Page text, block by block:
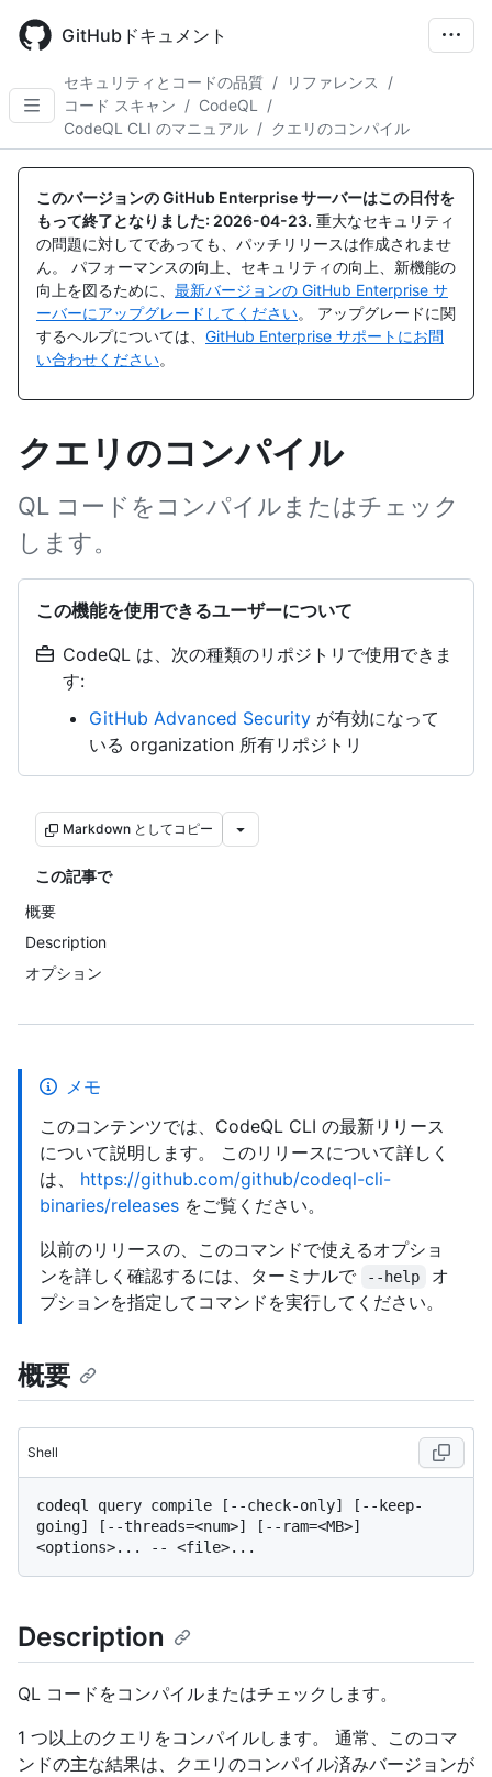
main
GitHubドキュメント
セキュリティとコードの品質 / リファレンス
/
コード スキャン / CodeQL
/
CodeQL CLI のマニュアル / クエリのコンパイル
このバージョンの GitHub Enterprise サーバーはこの日付を
もって終了となりました: 2026-04-23. 重大なセキュリティ
の問題に対してであっても、パッチリリースは作成されませ
ん。 パフォーマンスの向上、セキュリティの向上、新機能の
向上を図るために、 最新バージョンの GitHub Enterprise サ
ーバーにアップグレードしてください。 アップグレードに関
するヘルプについては、 GitHub Enterprise サポートにお問
い合わせください。
クエリのコンパイル
QL コードをコンパイルまたはチェック
します。
この機能を使用できるユーザーについて
CodeQL は、次の種類のリポジトリで使用できま
す:
GitHub Advanced Security が有効になって
いる organization 所有リポジトリ
Markdown としてコピー
この記事で
概要
Description
オプション
メモ
このコンテンツでは、CodeQL CLI の最新リリース
について説明します。 このリリースについて詳しく
は、 https://github.com/github/codeql-cli-
binaries/releases をご覧ください。
以前のリリースの、このコマンドで使えるオプショ
ンを詳しく確認するには、ターミナルで
--help
オ
プションを指定してコマンドを実行してください。
概要
Shell
codeql query compile [--check-only] [--keep-
going] [--threads=<num>] [--ram=<MB>]
Description
QL コードをコンパイルまたはチェックします。
1 つ以上のクエリをコンパイルします。 通常、このコマ
ンドの主な結果は、クエリのコンパイル済みバージョンが